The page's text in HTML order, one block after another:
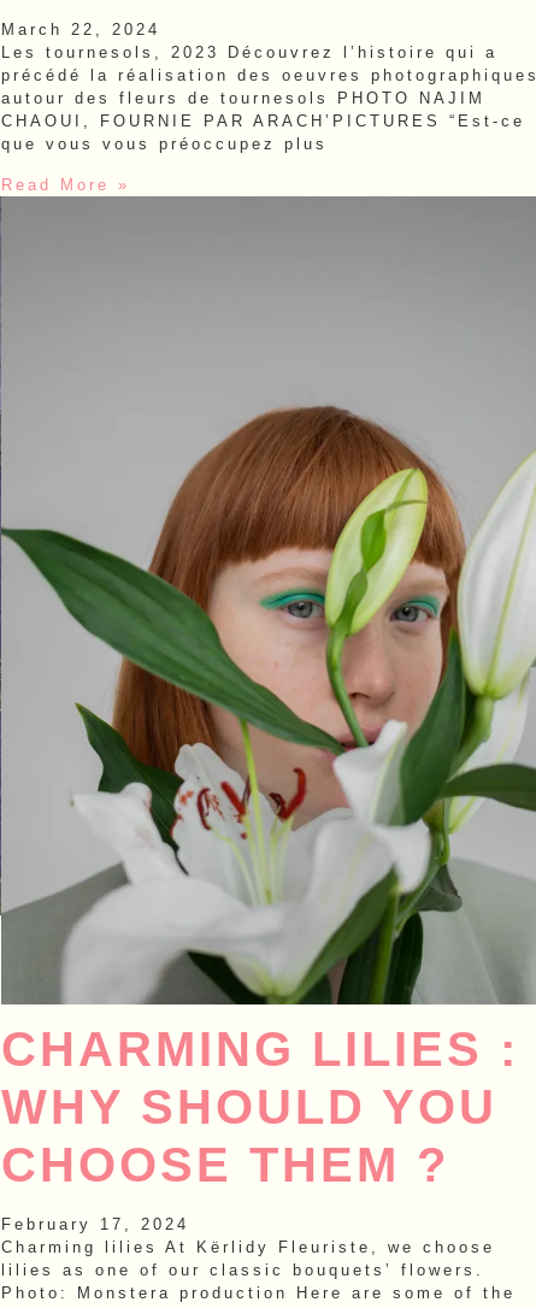
March 22, 2024
Les tournesols, 2023 Découvrez l’histoire qui a
précédé la réalisation des oeuvres photographiques
autour des fleurs de tournesols PHOTO NAJIM
CHAOUI, FOURNIE PAR ARACH’PICTURES “Est-ce
que vous vous préoccupez plus
Read More »
CHARMING LILIES :
WHY SHOULD YOU
CHOOSE THEM ?
February 17, 2024
Charming lilies At Kërlidy Fleuriste, we choose
lilies as one of our classic bouquets’ flowers.
Photo: Monstera production Here are some of the